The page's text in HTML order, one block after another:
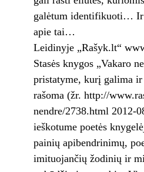
galėtum identifikuoti… Ir
apie tai…
Leidinyje „Rašyk.lt“
Stasės knygos „Vakaro
pristatyme, kurį galima
rašoma (žr. http://
nendre/2738.html 2012-
ieškotume poetės
painių apibendrinimų,
imituojančių žodinių ir